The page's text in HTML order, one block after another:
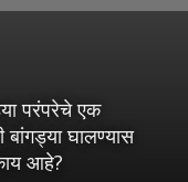
परंपरेचे एक
बांगड्या घालण्यास
आहे?